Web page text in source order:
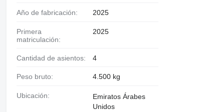
Año de fabricación: 2025
Primera
matriculación:
2025
Cantidad de asientos: 4
Peso bruto: 4.500 kg
Ubicación:
Emiratos Árabes
Unidos